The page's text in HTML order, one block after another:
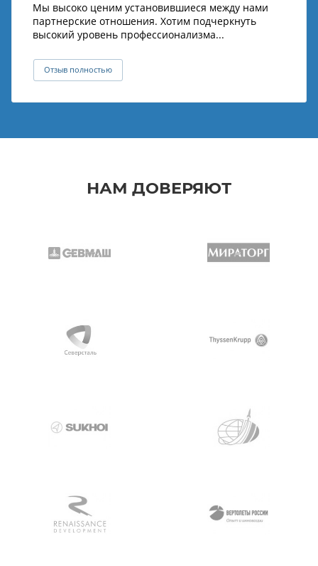
Мы высоко ценим установившиеся между нами
партнерские отношения. Хотим подчеркнуть
высокий уровень профессионализма...
Отзыв полностью
НАМ ДОВЕРЯЮТ